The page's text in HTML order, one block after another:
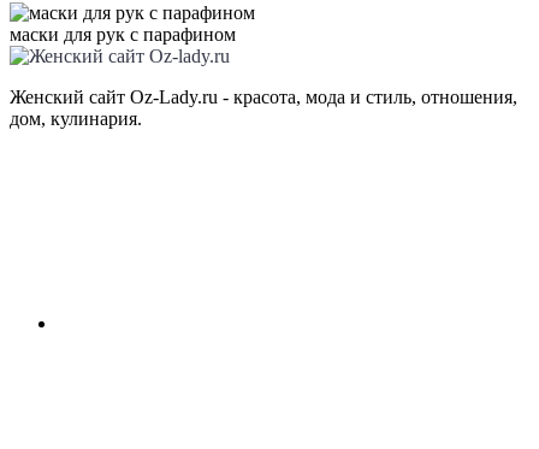
маски для рук с парафином
Женский сайт Oz-Lady.ru - красота, мода и стиль, отношения,
дом, кулинария.